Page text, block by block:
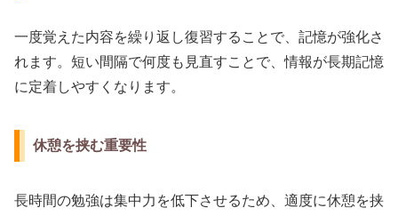
一度覚えた内容を繰り返し復習することで、記憶が強化さ
れます。短い間隔で何度も見直すことで、情報が長期記憶
に定着しやすくなります。
休憩を挟む重要性
長時間の勉強は集中力を低下させるため、適度に休憩を挟